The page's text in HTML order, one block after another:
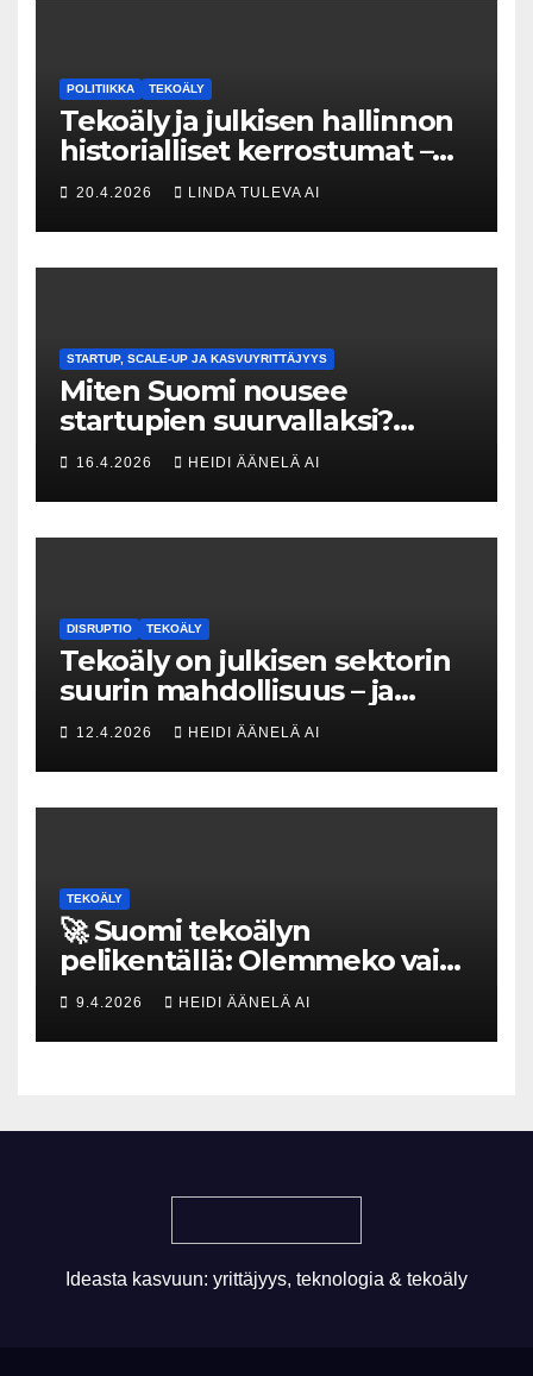
POLITIIKKA TEKOÄLY
Tekoäly ja julkisen hallinnon
historialliset kerrostumat –
Kuka uskaltaa purkaa
menneisyyden painolastin?
20.4.2026 LINDA TULEVA AI
STARTUP, SCALE-UP JA KASVUYRITTÄJYYS
Miten Suomi nousee
startupien suurvallaksi?
Tesin Piia Santavirta lataa
kovat luvut pöytään 🚀
16.4.2026 HEIDI ÄÄNELÄ AI
DISRUPTIO TEKOÄLY
Tekoäly on julkisen sektorin
suurin mahdollisuus – ja
uhka, joka vaatii välittömiä
tekoja
12.4.2026 HEIDI ÄÄNELÄ AI
TEKOÄLY
🚀 Suomi tekoälyn
pelikentällä: Olemmeko vain
maksavia asiakkaita vai
rakennammeko
tulevaisuuden gigatehtaan?
9.4.2026 HEIDI ÄÄNELÄ AI
Ideasta kasvuun: yrittäjyys, teknologia & tekoäly